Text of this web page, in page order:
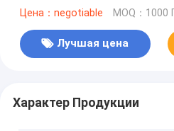
Цена：negotiable MOQ：1000
Лучшая цена
Характер Продукции